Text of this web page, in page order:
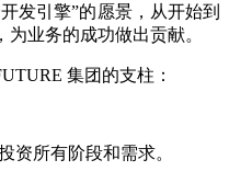
发引擎”的愿景，从开始到
业务的成功做出贡献。
集团的支柱：
所有阶段和需求。